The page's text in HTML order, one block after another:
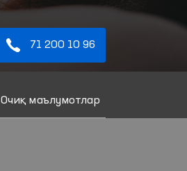
71 200 10 96
Очиқ маълумотлар